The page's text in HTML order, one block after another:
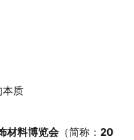
本质
材料博览会 （简称： 20